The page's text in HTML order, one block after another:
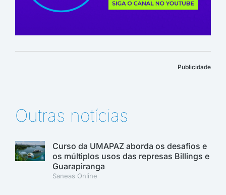
Publicidade
Outras notícias
Curso da UMAPAZ aborda os desafios e
os múltiplos usos das represas Billings e
Guarapiranga
Saneas Online